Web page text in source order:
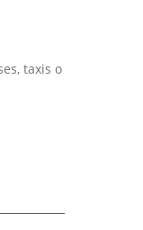
taxis o